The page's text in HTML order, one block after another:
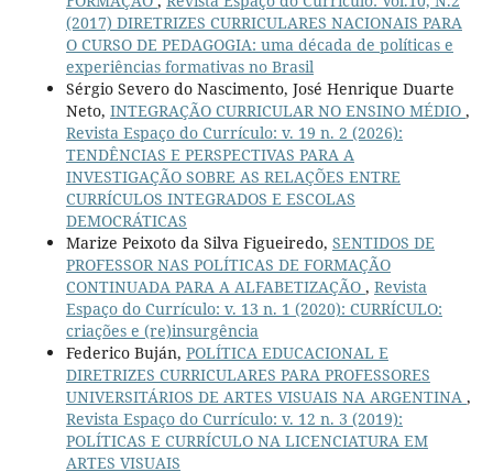
(2017) DIRETRIZES CURRICULARES NACIONAIS PARA
O CURSO DE PEDAGOGIA: uma década de políticas e
experiências formativas no Brasil
Sérgio Severo do Nascimento, José Henrique Duarte
Neto, INTEGRAÇÃO CURRICULAR NO ENSINO MÉDIO ,
Revista Espaço do Currículo: v. 19 n. 2 (2026):
TENDÊNCIAS E PERSPECTIVAS PARA A
INVESTIGAÇÃO SOBRE AS RELAÇÕES ENTRE
CURRÍCULOS INTEGRADOS E ESCOLAS
DEMOCRÁTICAS
Marize Peixoto da Silva Figueiredo, SENTIDOS DE
PROFESSOR NAS POLÍTICAS DE FORMAÇÃO
CONTINUADA PARA A ALFABETIZAÇÃO , Revista
Espaço do Currículo: v. 13 n. 1 (2020): CURRÍCULO:
criações e (re)insurgência
Federico Buján, POLÍTICA EDUCACIONAL E
DIRETRIZES CURRICULARES PARA PROFESSORES
UNIVERSITÁRIOS DE ARTES VISUAIS NA ARGENTINA ,
Revista Espaço do Currículo: v. 12 n. 3 (2019):
POLÍTICAS E CURRÍCULO NA LICENCIATURA EM
ARTES VISUAIS